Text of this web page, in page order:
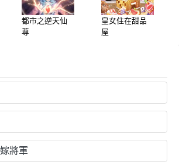
都市之逆天仙
尊
皇女住在甜品
屋
將軍